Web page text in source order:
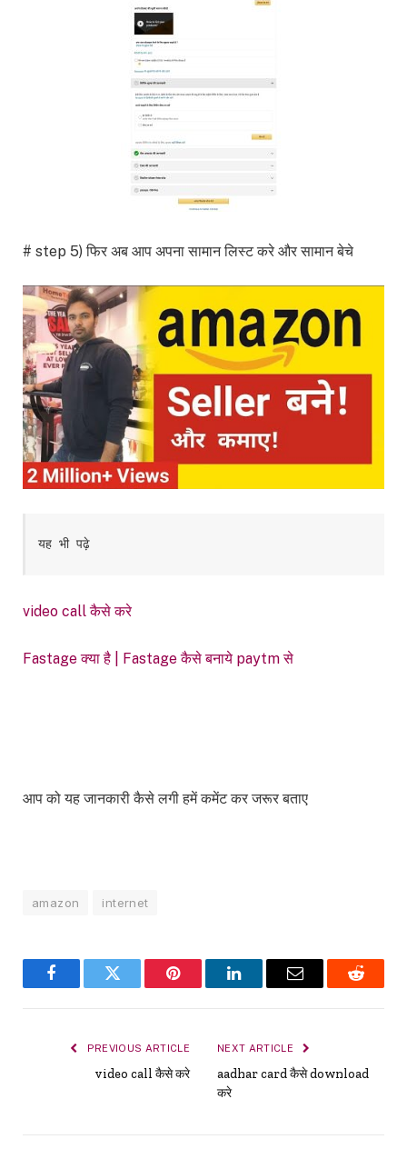
# step 5) फिर अब आप अपना सामान लिस्ट करे और सामान बेचे
यह भी पढ़े
video call कैसे करे
Fastage क्या है | Fastage कैसे बनाये paytm से
आप को यह जानकारी कैसे लगी हमें कमेंट कर जरूर बताए
amazon internet
FacebookTwitter Pinterest LinkedInEmail Reddit
PREVIOUS ARTICLE
video call कैसे करे
NEXT ARTICLE
aadhar card कैसे download
करे